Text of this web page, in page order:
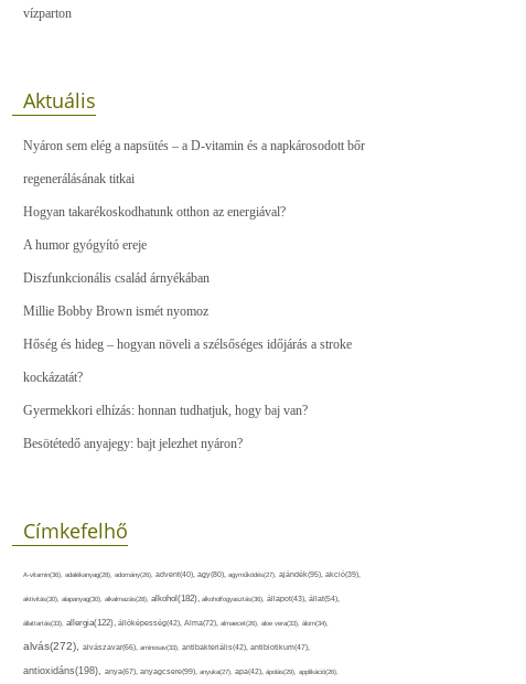
vízparton
Aktuális
Nyáron sem elég a napsütés – a D-vitamin és a napkárosodott bőr
regenerálásának titkai
Hogyan takarékoskodhatunk otthon az energiával?
A humor gyógyító ereje
Diszfunkcionális család árnyékában
Millie Bobby Brown ismét nyomoz
Hőség és hideg – hogyan növeli a szélsőséges időjárás a stroke
kockázatát?
Gyermekkori elhízás: honnan tudhatjuk, hogy baj van?
Besötétedő anyajegy: bajt jelezhet nyáron?
Címkefelhő
A-vitamin(36), adalékanyag(28), adomány(26), advent(40), agy(80), agyműködés(27), ajándék(95), akció(39),
aktivitás(30), alapanyag(30), alkalmazás(28), alkohol(182), alkoholfogyasztás(36), állapot(43), állat(54),
állattartás(33), allergia(122), állóképesség(42), Alma(72), almaecet(26), aloe vera(33), álom(34),
alvás(272), alvászavar(66), aminosav(33), antibakteriális(42), antibiotikum(47),
antioxidáns(198), anya(67), anyagcsere(99), anyuka(27), apa(42), ápolás(29), applikáció(26),